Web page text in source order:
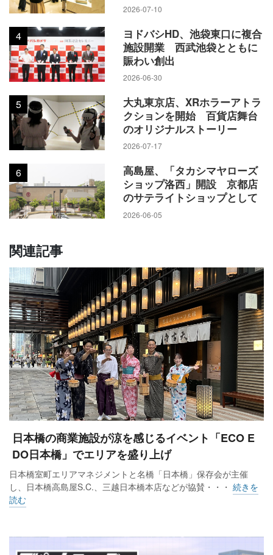
2026-07-10
4
ヨドバシHD、池袋東口に複合
施設開業 西武池袋とともに
賑わい創出
2026-06-30
5
大丸東京店、XRホラーアトラ
クションを開始 百貨店舞台
のオリジナルストーリー
2026-07-17
6
高島屋、「タカシマヤローズ
ショップ洛西」開設 京都店
のサテライトショップとして
2026-06-05
関連記事
日本橋の商業施設が涼を感じるイベント「ECO E
DO日本橋」でエリアを盛り上げ
日本橋室町エリアマネジメントと名橋「日本橋」保存会が主催
し、日本橋高島屋S.C.、三越日本橋本店などが協賛・・・ 続きを
読む